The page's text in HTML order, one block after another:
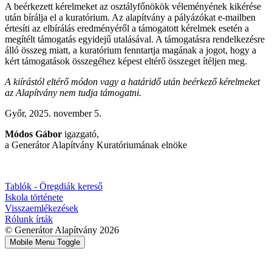
A beérkezett kérelmeket az osztályfőnökök véleményének kikérése
után bírálja el a kuratórium. Az alapítvány a pályázókat e-mailben
értesíti az elbírálás eredményéről a támogatott kérelmek esetén a
megítélt támogatás egyidejű utalásával. A támogatásra rendelkezésre
álló összeg miatt, a kuratórium fenntartja magának a jogot, hogy a
kért támogatások összegéhez képest eltérő összeget ítéljen meg.
A kiírástól eltérő módon vagy a határidő után beérkező kérelmeket
az Alapítvány nem tudja támogatni.
Győr, 2025. november 5.
Módos Gábor igazgató,
a Generátor Alapítvány Kuratóriumának elnöke
Tablók - Öregdiák kereső
Iskola története
Visszaemlékezések
Rólunk írták
© Generátor Alapítvány 2026
Mobile Menu Toggle